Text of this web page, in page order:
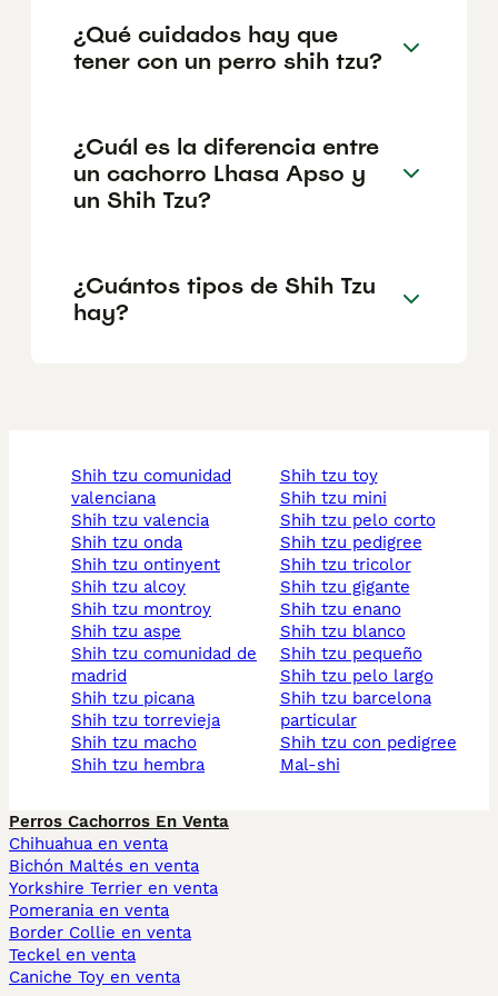
¿Qué cuidados hay que
tener con un perro shih tzu?
¿Cuál es la diferencia entre
un cachorro Lhasa Apso y
un Shih Tzu?
¿Cuántos tipos de Shih Tzu
hay?
shih tzu comunidad
valenciana
shih tzu valencia
shih tzu onda
shih tzu ontinyent
shih tzu alcoy
shih tzu montroy
shih tzu aspe
shih tzu comunidad de
madrid
shih tzu picana
shih tzu torrevieja
shih tzu macho
shih tzu hembra
shih tzu toy
shih tzu mini
shih tzu pelo corto
shih tzu pedigree
shih tzu tricolor
shih tzu gigante
shih tzu enano
shih tzu blanco
shih tzu pequeño
shih tzu pelo largo
shih tzu barcelona
particular
shih tzu con pedigree
mal-shi
Perros Cachorros En Venta
Chihuahua en venta
Bichón Maltés en venta
Yorkshire Terrier en venta
Pomerania en venta
Border Collie en venta
Teckel en venta
Caniche Toy en venta